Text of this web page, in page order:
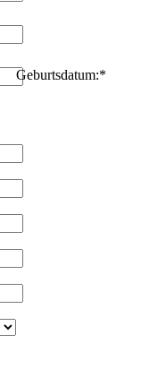
Geburtsdatum:*